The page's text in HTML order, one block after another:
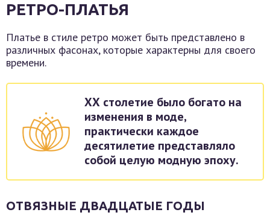
РЕТРО-ПЛАТЬЯ
Платье в стиле ретро может быть представлено в
различных фасонах, которые характерны для своего
времени.
ХХ столетие было богато на
изменения в моде,
практически каждое
десятилетие представляло
собой целую модную эпоху.
ОТВЯЗНЫЕ ДВАДЦАТЫЕ ГОДЫ